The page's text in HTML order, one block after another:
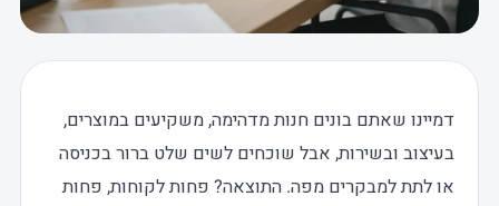
דמיינו שאתם בונים חנות מדהימה, משקיעים במוצרים,
בעיצוב ובשירות, אבל שוכחים לשים שלט ברור בכניסה
או לתת למבקרים מפה. התוצאה? פחות לקוחות, פחות